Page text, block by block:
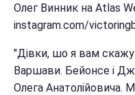
Олег Винник на Atlas
instagram.com/
"Дівки, шо я вам
Варшави. Бейонсе і
Олега Анатолійовича.